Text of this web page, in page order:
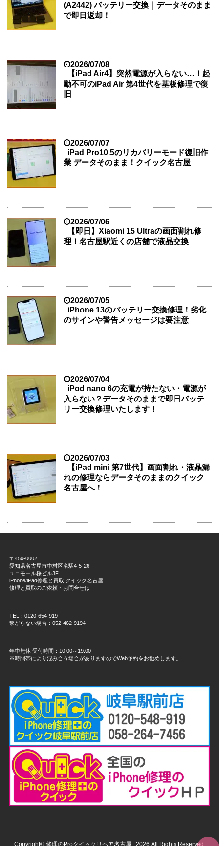
(A2442) バッテリー交換｜データそのまま
で即日返却！
2026/07/08
【iPad Air4】突然電源が入らない…！起
動不可のiPad Air 第4世代を基板修理で復
旧
2026/07/07
iPad Pro10.5のリカバリーモード復旧作
業 データそのまま！クイック名古屋
2026/07/06
【即日】Xiaomi 15 Ultraの画面割れ修
理！名古屋駅近くの店舗で液晶交換
2026/07/05
iPhone 13のバッテリー交換修理！劣化
のサインや警告メッセージは要注意
2026/07/04
iPod nano 6の充電が持たない・電源が
入らない？データそのままで即日バッテ
リー交換修理いたします！
2026/07/03
【iPad mini 第7世代】画面割れ・液晶漏
れの修理ならデータそのままのクイック
名古屋へ！
〒450-0002
愛知県名古屋市中村区名駅4-5-26
ユニモール桜ビル3F
iPhone/iPad修理と買取 クイック名古屋
修理と買取のご依頼・お問合せは
TEL：0120-654-919
繋がらない場合：052-462-9194
年中無休 受付時間：10:00～19:00
※時間帯により混み合う場合がありますのでWeb予約をお勧めします。
Copyright© 修理のProクイックリペア名古屋 , 2026 All Rights Reserved.